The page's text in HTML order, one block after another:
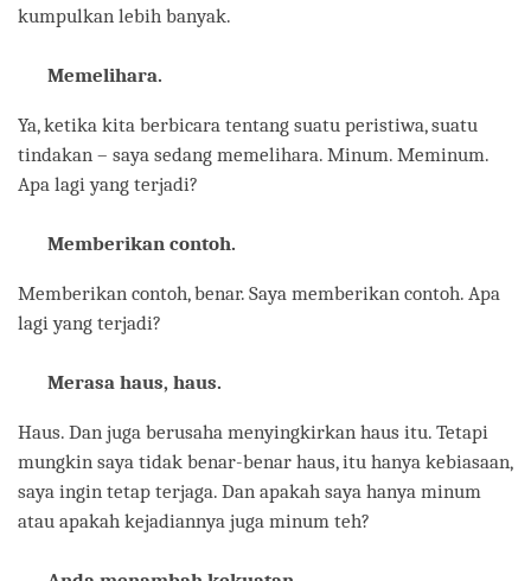
kumpulkan lebih banyak.
Memelihara.
Ya, ketika kita berbicara tentang suatu peristiwa, suatu
tindakan – saya sedang memelihara. Minum. Meminum.
Apa lagi yang terjadi?
Memberikan contoh.
Memberikan contoh, benar. Saya memberikan contoh. Apa
lagi yang terjadi?
Merasa haus, haus.
Haus. Dan juga berusaha menyingkirkan haus itu. Tetapi
mungkin saya tidak benar-benar haus, itu hanya kebiasaan,
saya ingin tetap terjaga. Dan apakah saya hanya minum
atau apakah kejadiannya juga minum teh?